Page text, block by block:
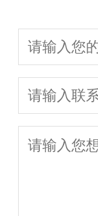
争夺及法律咨询